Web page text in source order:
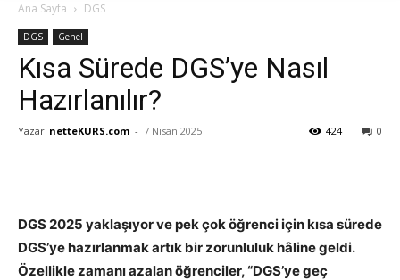
Ana Sayfa DGS
DGS Genel
Kısa Sürede DGS’ye Nasıl
Hazırlanılır?
Yazar netteKURS.com - 7 Nisan 2025 0
424
DGS 2025 yaklaşıyor ve pek çok öğrenci için kısa sürede
DGS’ye hazırlanmak artık bir zorunluluk hâline geldi.
Özellikle zamanı azalan öğrenciler, “DGS’ye geç